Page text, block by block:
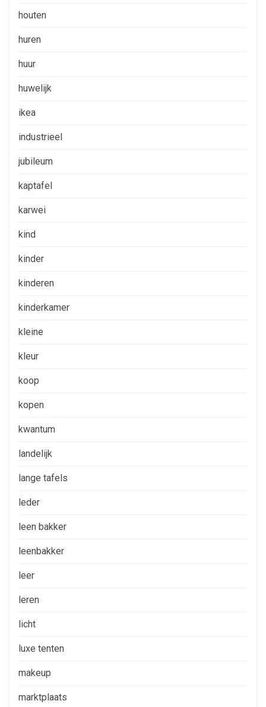
houten
huren
huur
huwelijk
ikea
industrieel
jubileum
kaptafel
karwei
kind
kinder
kinderen
kinderkamer
kleine
kleur
koop
kopen
kwantum
landelijk
lange tafels
leder
leen bakker
leenbakker
leer
leren
licht
luxe tenten
makeup
marktplaats